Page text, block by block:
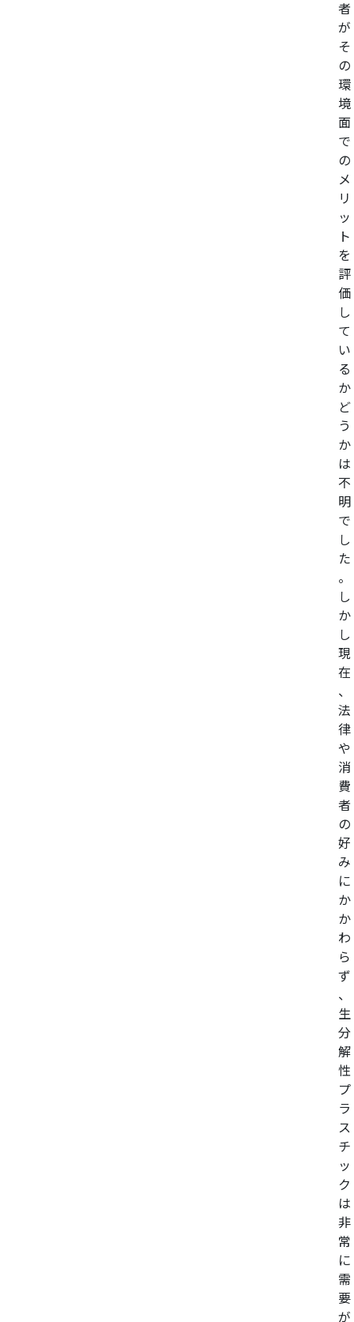
者
が
そ
の
環
境
面
で
の
メ
リ
ッ
ト
を
評
価
し
て
い
る
か
ど
う
か
は
不
明
で
し
た
。
し
か
し
現
在
、
法
律
や
消
費
者
の
好
み
に
か
か
わ
ら
ず
、
生
分
解
性
プ
ラ
ス
チ
ッ
ク
は
非
常
に
需
要
が